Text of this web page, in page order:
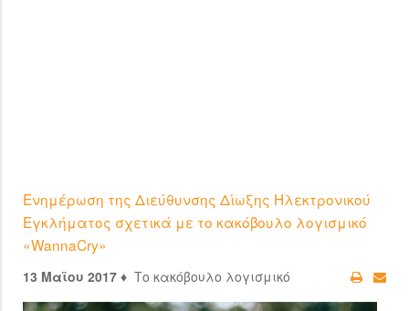
Ενημέρωση της Διεύθυνσης Δίωξης Ηλεκτρονικού
Εγκλήματος σχετικά με το κακόβουλο λογισμικό
«WannaCry»
13 Μαϊου 2017 ♦ Το κακόβουλο λογισμικό